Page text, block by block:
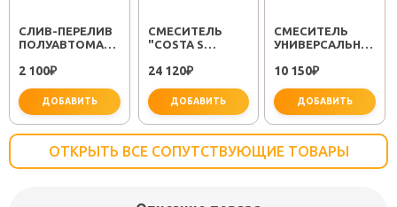
CЛИВ-ПЕРЕЛИВ
ПОЛУАВТОМАТ
2 100₽
ДОБАВИТЬ
СМЕСИТЕЛЬ
"COSTA S
24 120₽
ДОБАВИТЬ
СМЕСИТЕЛЬ
УНИВЕРСАЛЬНЫЙ
LM1151C"
10 150₽
ДОБАВИТЬ
ОТКРЫТЬ ВСЕ СОПУТСТВУЮЩИЕ ТОВАРЫ